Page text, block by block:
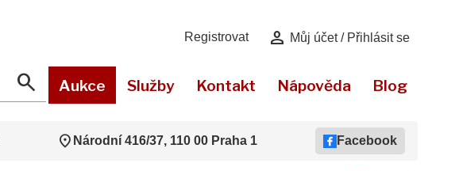
Registrovat person Můj účet / Přihlásit se
search Aukce Služby Kontakt Nápověda Blog
location_on Národní 416/37, 110 00 Praha 1 Facebook